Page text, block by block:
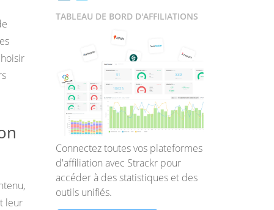
leur
TABLEAU DE BORD D'AFFILIATIONS
Connectez toutes vos plateformes
d'affiliation avec Strackr pour
accéder à des statistiques et des
outils unifiés.